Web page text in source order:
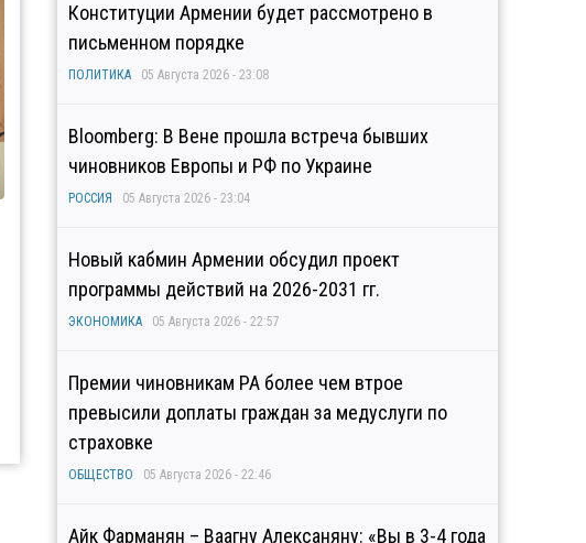
Конституции Армении будет рассмотрено в
письменном порядке
ПОЛИТИКА 05 Августа 2026 - 23:08
Bloomberg: В Вене прошла встреча бывших
чиновников Европы и РФ по Украине
РОССИЯ 05 Августа 2026 - 23:04
Новый кабмин Армении обсудил проект
программы действий на 2026-2031 гг.
ЭКОНОМИКА 05 Августа 2026 - 22:57
Премии чиновникам РА более чем втрое
превысили доплаты граждан за медуслуги по
страховке
ОБЩЕСТВО 05 Августа 2026 - 22:46
Айк Фарманян – Ваагну Алексаняну: «Вы в 3-4 года